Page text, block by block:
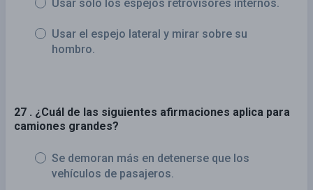
Usar solo los espejos retrovisores internos.
Usar el espejo lateral y mirar sobre su
hombro.
27 . ¿Cuál de las siguientes afirmaciones aplica para
camiones grandes?
Se demoran más en detenerse que los
vehículos de pasajeros.